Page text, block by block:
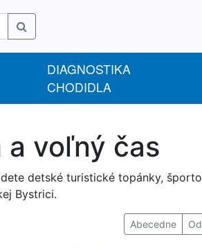
DIAGNOSTIKA
CHODIDLA
voľný čas
detské turistické topánky,
Bystrici.
Abecedne